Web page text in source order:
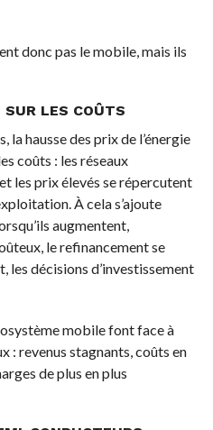
donc pas le mobile, mais ils
SUR LES COÛTS
hausse des prix de l’énergie
coûts : les réseaux
les prix élevés se répercutent
À cela s’ajoute
augmentent,
le refinancement se
décisions d’investissement
mobile font face à
: revenus stagnants, coûts en
de plus en plus